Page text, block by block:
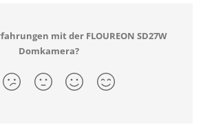
mit der FLOUREON SD27W
Domkamera?